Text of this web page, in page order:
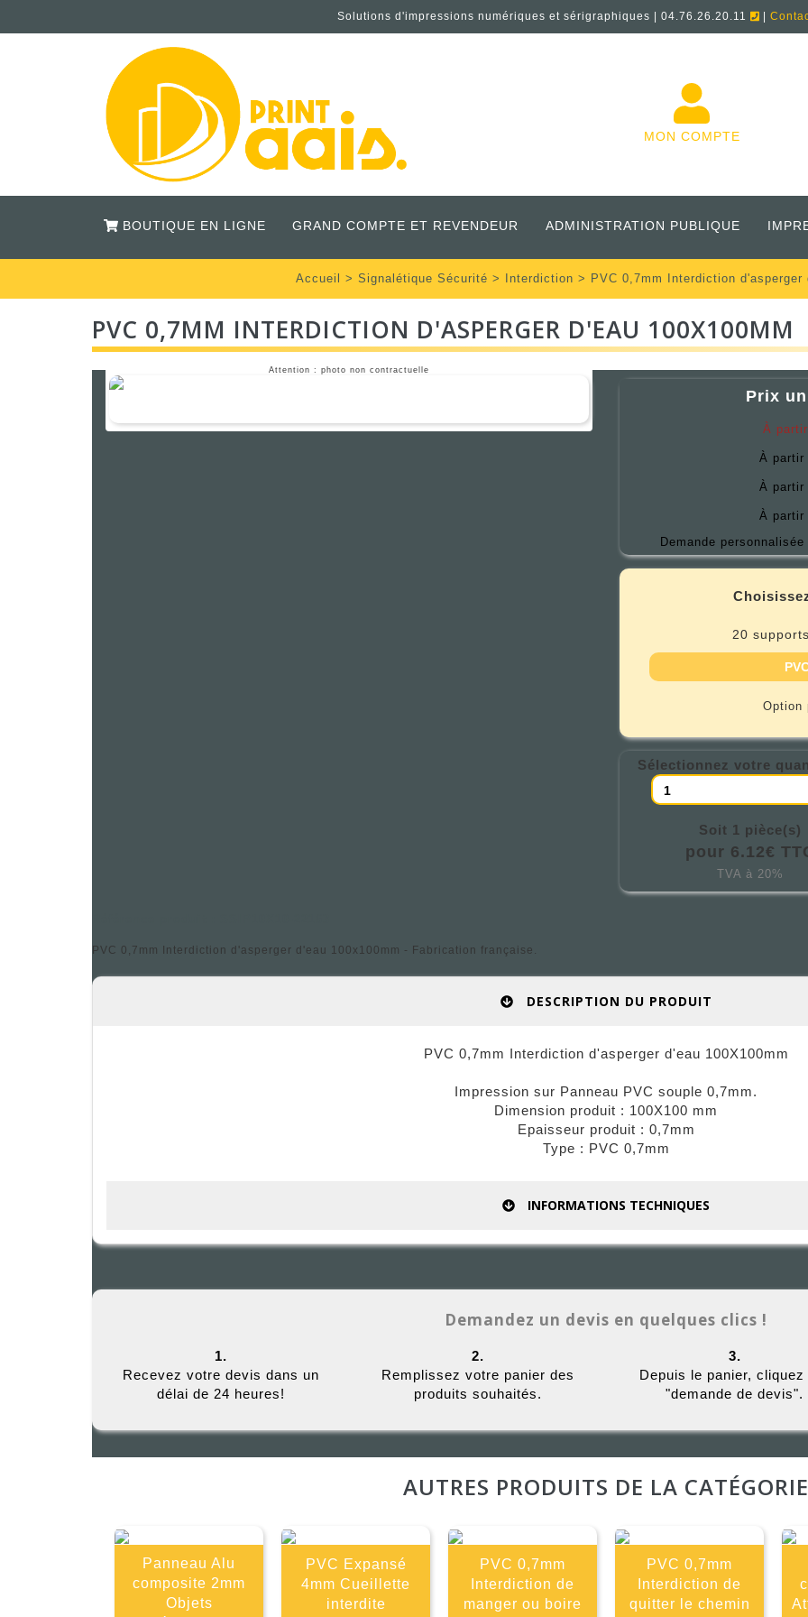
Solutions d'impressions numériques et sérigraphiques | 04.76.26.20.11 |
MON COMPTE
BOUTIQUE EN LIGNE GRAND COMPTE ET REVENDEUR ADMINISTRATION PUBLIQUE
Accueil > Signalétique Sécurité > Interdiction > PVC 0,7mm Interdiction d'asperger
PVC 0,7MM INTERDICTION D'ASPERGER D'EAU 100X100MM
Attention : photo non contractuelle
Prix
À
À
À
À
Demande
20
Option
Sélectionnez votre
Soit 1 pièce(s)
pour 6.12€
TVA à 20%
PVC 0,7mm Interdiction d'asperger d'eau 100x100mm - Fabrication française.
DESCRIPTION DU PRODUIT
PVC 0,7mm Interdiction d'asperger d'eau 100X100mm
Impression sur Panneau PVC souple 0,7mm.
Dimension produit : 100X100 mm
Epaisseur produit : 0,7mm
Type : PVC 0,7mm
INFORMATIONS TECHNIQUES
Demandez un devis en quelques clics !
1.
Recevez votre devis dans un
délai de 24 heures!
2.
Remplissez votre panier des
produits souhaités.
3.
Depuis le panier, cliquez
"demande de devis".
AUTRES PRODUITS DE LA CATÉGORIE
Panneau Alu
composite 2mm
Objets
PVC Expansé
4mm Cueillette
interdite
PVC 0,7mm
Interdiction de
manger ou boire
PVC 0,7mm
Interdiction de
quitter le chemin